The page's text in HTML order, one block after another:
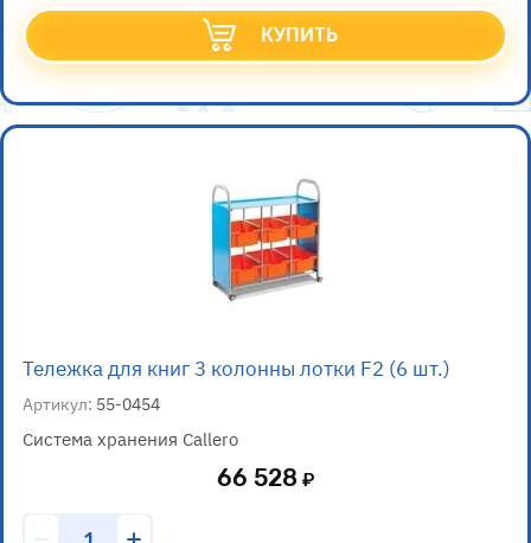
КУПИТЬ
Тележка для книг 3 колонны лотки F2 (6 шт.)
Артикул: 55-0454
Система хранения Callero
66 528